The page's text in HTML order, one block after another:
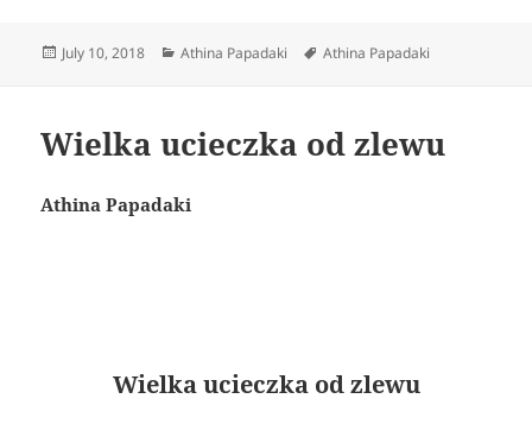
Posted
July 10, 2018 Categories
Athina Papadaki Tags
Athina Papadaki
Wielka ucieczka od zlewu
Athina Papadaki
Wielka ucieczka od zlewu